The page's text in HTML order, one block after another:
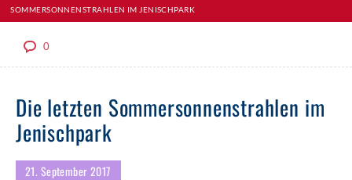
SOMMERSONNENSTRAHLEN IM JENISCHPARK
0
Die letzten Sommersonnenstrahlen im
Jenischpark
21. September 2017